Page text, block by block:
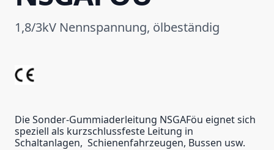
1,8/3kV Nennspannung, ölbeständig
Die Sonder-Gummiaderleitung NSGAFöu eignet sich
speziell als kurzschlussfeste Leitung in
Schaltanlagen, Schienenfahrzeugen, Bussen usw.